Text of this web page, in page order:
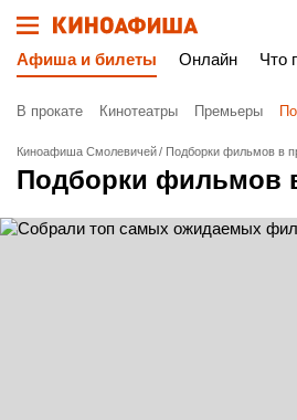
Афиша и билеты Онлайн Что
В прокате Кинотеатры Премьеры
Киноафиша Смолевичей Подборки фильмов в
Подборки фильмов